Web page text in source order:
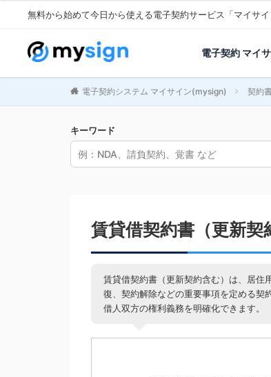
無料から始めて今日から使える電子契約サービス「マイサイ
電子契約 マイ
電子契約システム マイサイン(mysign) 契約
キーワード
賃貸借契約書（更新契
賃貸借契約書（更新契約含む）は、居住
復、契約解除などの重要事項を定める契
借人双方の権利義務を明確化できます。